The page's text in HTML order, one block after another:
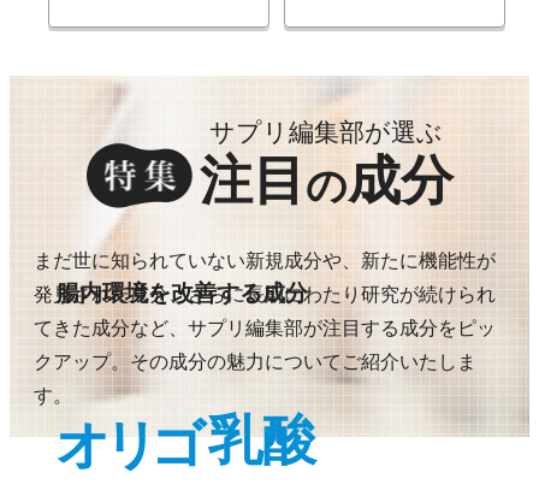
サプリ編集部が選ぶ
注目 の成分
まだ世に知られていない新規成分や、新たに機能性が
発見された成分、さらに長期にわたり研究が続けられ
てきた成分など、サプリ編集部が注目する成分をピッ
クアップ。その成分の魅力についてご紹介いたしま
す。
腸内環境を改善する成分
オリゴ乳酸